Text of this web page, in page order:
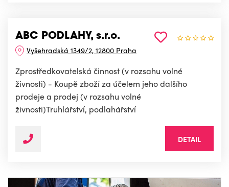
ABC PODLAHY, s.r.o.
Vyšehradská 1349/2, 12800 Praha
Zprostředkovatelská činnost (v rozsahu volné
živnosti) - Koupě zboží za účelem jeho dalšího
prodeje a prodej (v rozsahu volné
živnosti)Truhlářství, podlahářství
DETAIL